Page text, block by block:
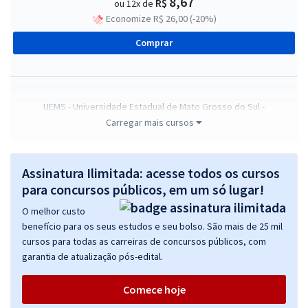
ou 12x de R$
Economize R$ 26,00 (-20%)
Comprar
UEMS - Universidade Estadual de Mato Grosso do Sul -
Conhecimentos Gerais para os Cargos de Nível Médio
19,99
Economize R$ 59,98 (-20%)
Comprar
UEMS - Universidade Estadual de Mato Grosso do Sul - Secretário
Acadêmico
à vista
Carregar mais cursos
Assinatura Ilimitada: acesse todos os cursos
para concursos públicos, em um só lugar!
O melhor custo
benefício para os seus estudos e seu bolso. São mais de 25 mil
cursos para todas as carreiras de concursos públicos, com
garantia de atualização pós-edital.
Comece hoje